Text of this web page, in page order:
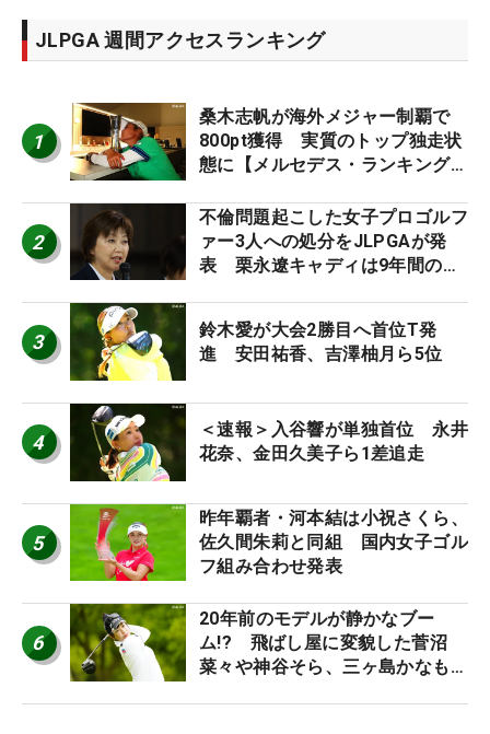
JLPGA 週間アクセスランキング
1
桑木志帆が海外メジャー制覇で
800pt獲得 実質のトップ独走状
態に【メルセデス・ランキング番
2
不倫問題起こした女子プロゴルフ
ァー3人への処分をJLPGAが発
表 栗永遼キャディは9年間の立
3
鈴木愛が大会2勝目へ首位T発
進 安田祐香、吉澤柚月ら5位
4
＜速報＞入谷響が単独首位 永井
花奈、金田久美子ら1差追走
5
昨年覇者・河本結は小祝さくら、
佐久間朱莉と同組 国内女子ゴル
フ組み合わせ発表
6
20年前のモデルが静かなブー
ム!? 飛ばし屋に変貌した菅沼
菜々や神谷そら、三ヶ島かなも使